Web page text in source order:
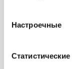
Настроечные
Статистические